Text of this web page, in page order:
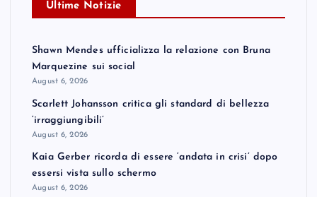
Ultime Notizie
Shawn Mendes ufficializza la relazione con Bruna
Marquezine sui social
August 6, 2026
Scarlett Johansson critica gli standard di bellezza
‘irraggiungibili’
August 6, 2026
Kaia Gerber ricorda di essere ‘andata in crisi’ dopo
essersi vista sullo schermo
August 6, 2026